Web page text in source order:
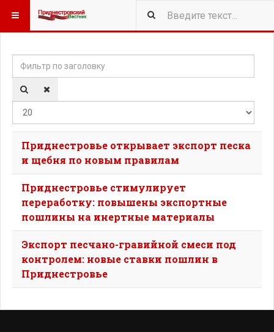
Фильтр по заголовку
Приднестровье открывает экспорт песка
и щебня по новым правилам
Приднестровье стимулирует
переработку: повышены экспортные
пошлины на инертные материалы
Экспорт песчано-гравийной смеси под
контролем: новые ставки пошлин в
Приднестровье